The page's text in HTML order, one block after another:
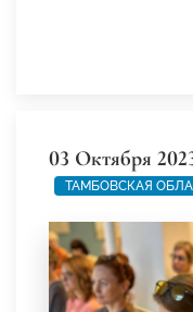
03 Октября
ТАМБОВСКАЯ